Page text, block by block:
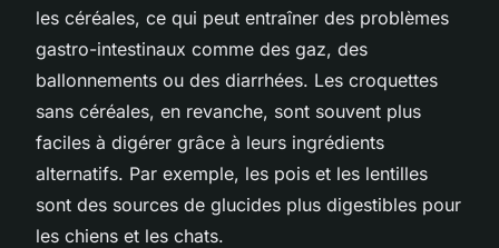
les céréales, ce qui peut entraîner des problèmes
gastro-intestinaux comme des gaz, des
ballonnements ou des diarrhées. Les croquettes
sans céréales, en revanche, sont souvent plus
faciles à digérer grâce à leurs ingrédients
alternatifs. Par exemple, les pois et les lentilles
sont des sources de glucides plus digestibles pour
les chiens et les chats.